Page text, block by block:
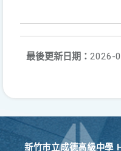
最後更新日期： 2026-
新竹巿立成德高級中